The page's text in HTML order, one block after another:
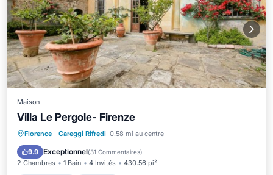
Maison
Villa Le Pergole- Firenze
Florence · Careggi Rifredi 0.58 mi au centre
9.9 Exceptionnel(31 Commentaires)
2 Chambres 1 Bain 4 Invités 430.56 pi²
Front de mer Parking
Vue sur l’océan